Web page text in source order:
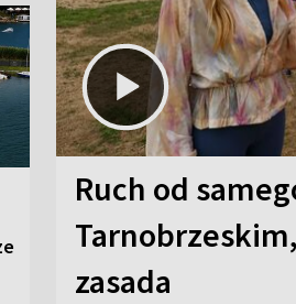
Ruch od
zasada